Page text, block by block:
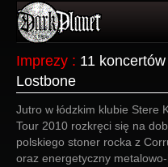
Użytkownicy
Wydarzenia
Galeria
Imprezy : 11
Lostbone
Jutro w łódzkim klubie Stere
Tour 2010 rozkręci się na
polskiego stoner rocka z
oraz energetyczny